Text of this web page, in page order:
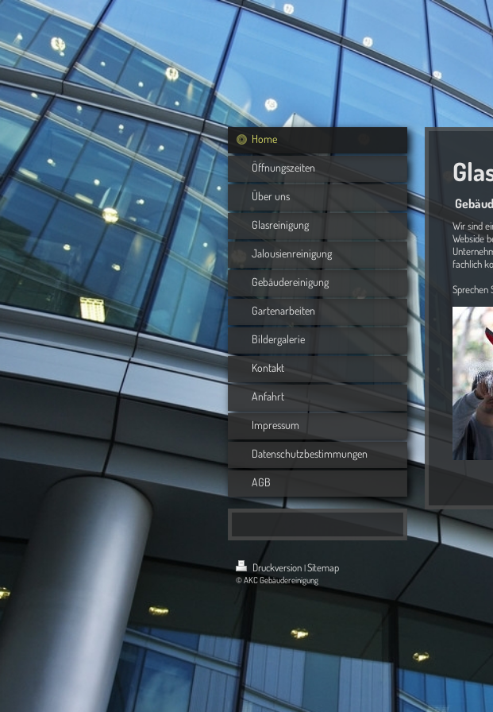
Home
Öffnungszeiten
Über uns
Glasreinigung
Jalousienreinigung
Gebäudereinigung
Gartenarbeiten
Bildergalerie
Kontakt
Anfahrt
Impressum
Datenschutzbestimmungen
AGB
Wir sind
Webside
fachlich
Sprechen
Druckversion |Sitemap
© AKC Gebäudereinigung